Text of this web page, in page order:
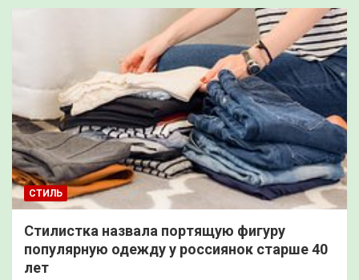
СТИЛЬ
Стилистка назвала портящую фигуру
популярную одежду у россиянок старше 40
лет